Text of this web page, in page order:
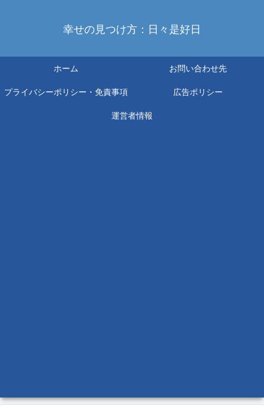
幸せの見つけ方：日々是好日
ホーム お問い合わせ先
プライバシーポリシー・免責事項 広告ポリシー
運営者情報